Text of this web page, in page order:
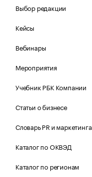
Выбор редакции
Кейсы
Вебинары
Мероприятия
Учебник РБК Компании
Статьи о бизнесе
Словарь PR и маркетинга
Каталог по ОКВЭД
Каталог по регионам